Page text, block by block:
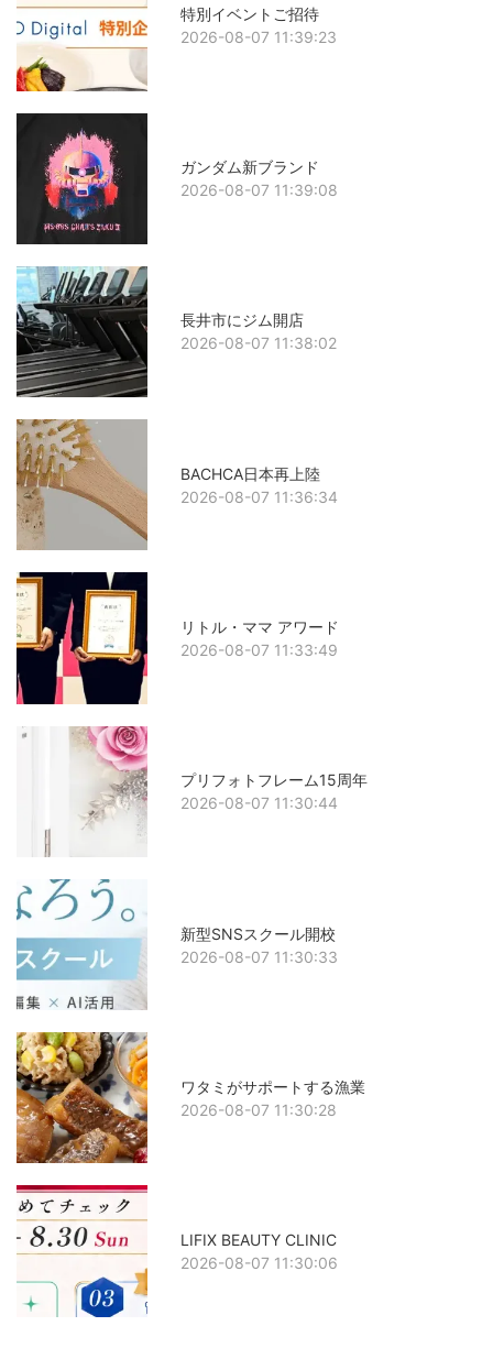
特別イベントご招待
2026-08-07 11:39:23
ガンダム新ブランド
2026-08-07 11:39:08
長井市にジム開店
2026-08-07 11:38:02
BACHCA日本再上陸
2026-08-07 11:36:34
リトル・ママ アワード
2026-08-07 11:33:49
プリフォトフレーム15周年
2026-08-07 11:30:44
新型SNSスクール開校
2026-08-07 11:30:33
ワタミがサポートする漁業
2026-08-07 11:30:28
LIFIX BEAUTY CLINIC
2026-08-07 11:30:06